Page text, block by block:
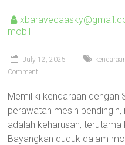
mobil
July 12, 2025
Comment
Memiliki kendaraan dengan
perawatan mesin
adalah keharusan,
Bayangkan duduk dalam